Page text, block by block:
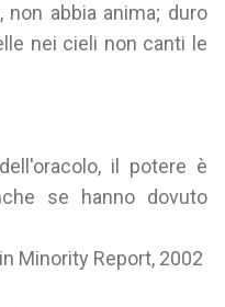
abbia anima; duro
nei cieli non canti le
il potere è
se hanno dovuto
Minority Report, 2002